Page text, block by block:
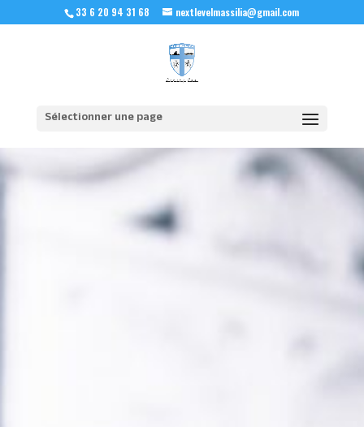
33 6 20 94 31 68 nextlevelmassilia@gmail.com
Sélectionner une page